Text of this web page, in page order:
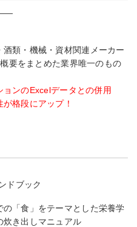
――
酒類・機械・資材関連メーカー
要をまとめた業界唯一のもの
ョンのExcelデータとの併用
格段にアップ！
ドブック
の「食」をテーマとした栄養学
炊き出しマニュアル